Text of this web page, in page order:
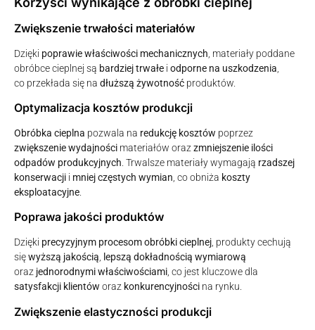
Zwiększenie trwałości materiałów
Dzięki poprawie właściwości mechanicznych , materiały poddane
obróbce cieplnej są bardziej trwałe i odporne na uszkodzenia
co przekłada się na dłuższą żywotność produktów.
Optymalizacja kosztów produkcji
Obróbka cieplna pozwala na redukcję kosztów poprzez
zwiększenie wydajności materiałów oraz zmniejszenie ilości
odpadów produkcyjnych . Trwalsze materiały wymagają rzadszej
konserwacji i mniej częstych wymian , co obniża koszty
eksploatacyjne
Poprawa jakości produktów
Dzięki precyzyjnym procesom obróbki cieplnej, produkty cechują
sięwyższą jakością, lepszą dokładnością wymiarową
oraz jednorodnymi właściwościami, co jest kluczowe dla
satysfakcji klientów oraz konkurencyjności na rynku.
Zwiększenie elastyczności produkcji